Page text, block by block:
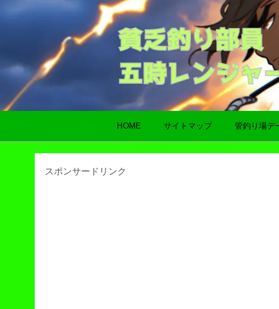
HOME サイトマップ 管釣り場デ
スポンサードリンク